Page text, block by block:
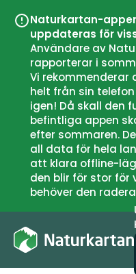
Naturkartan-
uppdateras för
Användare av
rapporterar i
Vi
helt från sin
igen! Då skall den
befintliga appen
efter sommaren.
all data för hela
att klara offline-
den blir för stor för
behöver den